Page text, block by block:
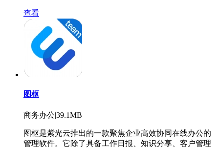
查看
图枢
商务办公|39.1MB
图枢是紫光云推出的一款聚焦企业高效协同在线办公的
管理软件。它除了具备工作日报、知识分享、客户管理